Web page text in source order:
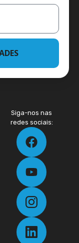
Siga-nos nas
redes sociais: